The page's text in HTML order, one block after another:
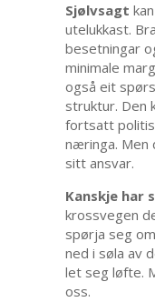
Sjølvsagt
utelukkast.
besetningar
minimale
også eit
struktur. Den
fortsatt
næringa. Men
sitt ansvar.
Kanskje har
krossvegen
spørja seg
ned i søla av
let seg løfte.
oss.